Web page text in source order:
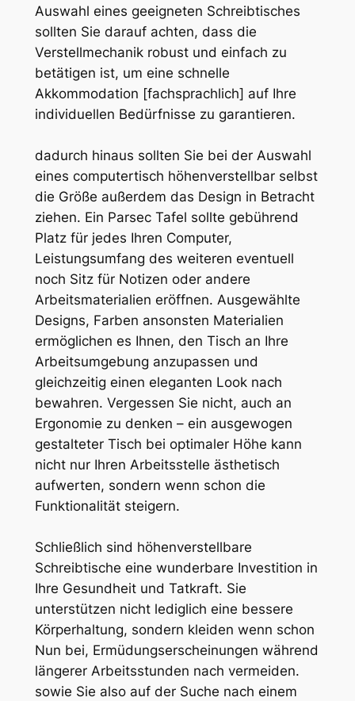
Auswahl eines geeigneten Schreibtisches
sollten Sie darauf achten, dass die
Verstellmechanik robust und einfach zu
betätigen ist, um eine schnelle
Akkommodation [fachsprachlich] auf Ihre
individuellen Bedürfnisse zu garantieren.
dadurch hinaus sollten Sie bei der Auswahl
eines computertisch höhenverstellbar selbst
die Größe außerdem das Design in Betracht
ziehen. Ein Parsec Tafel sollte gebührend
Platz für jedes Ihren Computer,
Leistungsumfang des weiteren eventuell
noch Sitz für Notizen oder andere
Arbeitsmaterialien eröffnen. Ausgewählte
Designs, Farben ansonsten Materialien
ermöglichen es Ihnen, den Tisch an Ihre
Arbeitsumgebung anzupassen und
gleichzeitig einen eleganten Look nach
bewahren. Vergessen Sie nicht, auch an
Ergonomie zu denken – ein ausgewogen
gestalteter Tisch bei optimaler Höhe kann
nicht nur Ihren Arbeitsstelle ästhetisch
aufwerten, sondern wenn schon die
Funktionalität steigern.
Schließlich sind höhenverstellbare
Schreibtische eine wunderbare Investition in
Ihre Gesundheit und Tatkraft. Sie
unterstützen nicht lediglich eine bessere
Körperhaltung, sondern kleiden wenn schon
Nun bei, Ermüdungserscheinungen während
längerer Arbeitsstunden nach vermeiden.
sowie Sie also auf der Suche nach einem